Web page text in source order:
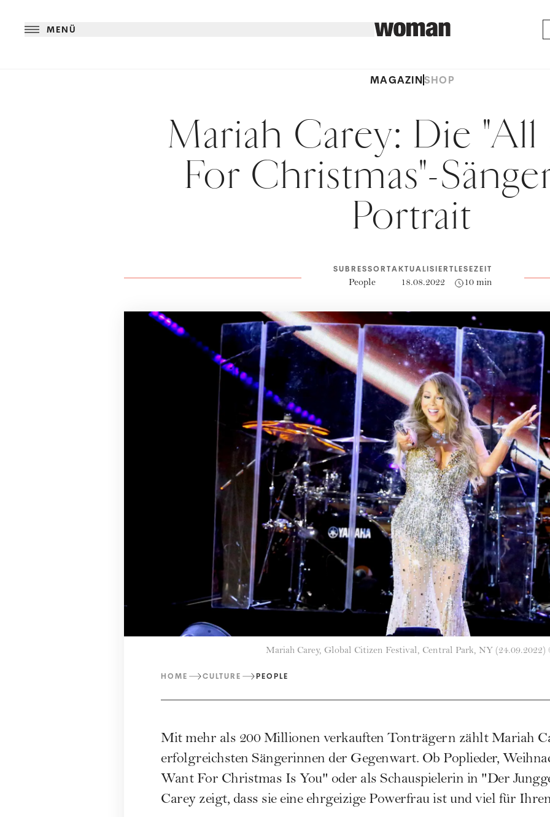
MENÜ
MAGAZINSHOP
Mariah Carey: Die "All
For Christmas"-
Portrait
SUBRESSORT
People
AKTUALISIERT
18.08.2022
LESEZEIT
10 min
Mariah Carey, Global Citizen Festival, Central Park, NY (24.09.2022)
HOME CULTURE PEOPLE
Mit mehr als 200 Millionen verkauften Tonträgern zählt Mariah
erfolgreichsten Sängerinnen der Gegenwart. Ob Poplieder,
Want For Christmas Is You" oder als Schauspielerin in "Der
Carey zeigt, dass sie eine ehrgeizige Powerfrau ist und viel für